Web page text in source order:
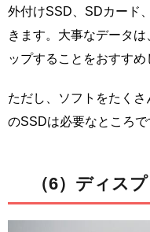
外付けSSD、SDカード
きます。大事なデータ
ップすることをおすすめ
ただし、ソフトをたく
のSSDは必要なところで
（6）ディス